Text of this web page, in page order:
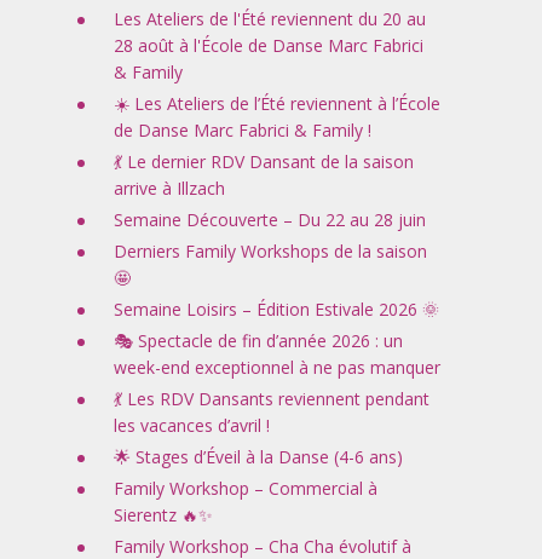
Les Ateliers de l'Été reviennent du 20 au
28 août à l'École de Danse Marc Fabrici
& Family
☀️ Les Ateliers de l’Été reviennent à l’École
de Danse Marc Fabrici & Family !
💃 Le dernier RDV Dansant de la saison
arrive à Illzach
Semaine Découverte – Du 22 au 28 juin
Derniers Family Workshops de la saison
🤩
Semaine Loisirs – Édition Estivale 2026 🌞
🎭 Spectacle de fin d’année 2026 : un
week-end exceptionnel à ne pas manquer
💃 Les RDV Dansants reviennent pendant
les vacances d’avril !
🌟 Stages d’Éveil à la Danse (4-6 ans)
Family Workshop – Commercial à
Sierentz 🔥✨
Family Workshop – Cha Cha évolutif à